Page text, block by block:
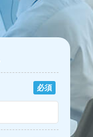
必須